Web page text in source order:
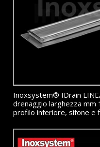
Inoxsystem® IDrain
drenaggio larghezza mm
profilo inferiore, sifone e